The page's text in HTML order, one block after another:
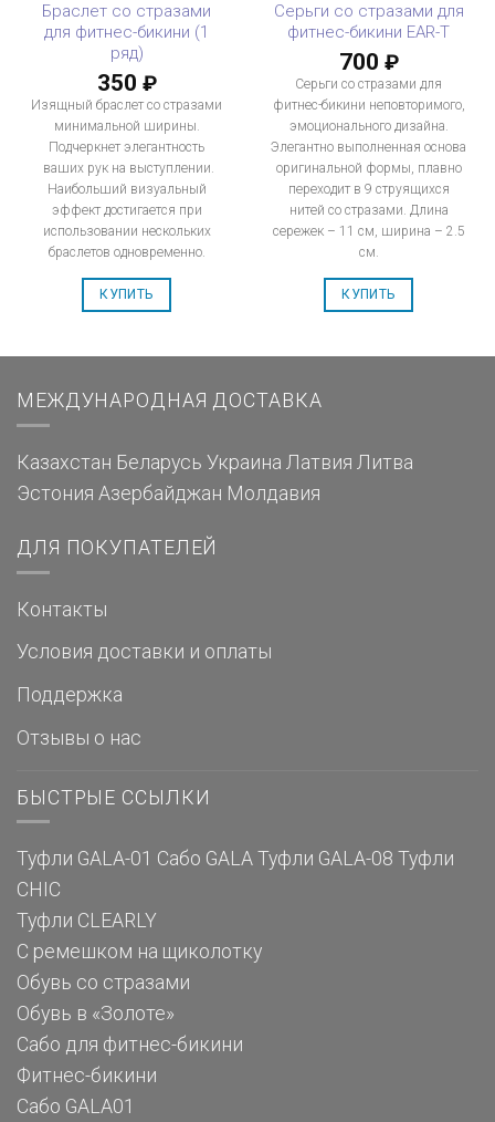
Браслет со стразами
для фитнес-бикини (1
ряд)
350 ₽
Изящный браслет со стразами
минимальной ширины.
Подчеркнет элегантность
ваших рук на выступлении.
Наибольший визуальный
эффект достигается при
использовании нескольких
браслетов одновременно.
КУПИТЬ
Серьги со стразами для
фитнес-бикини EAR-T
700 ₽
Серьги со стразами для
фитнес-бикини неповторимого,
эмоционального дизайна.
Элегантно выполненная основа
оригинальной формы, плавно
переходит в 9 струящихся
нитей со стразами. Длина
сережек – 11 см, ширина – 2.5
см.
КУПИТЬ
МЕЖДУНАРОДНАЯ ДОСТАВКА
Казахстан Беларусь Украина Латвия Литва
Эстония Азербайджан Молдавия
ДЛЯ ПОКУПАТЕЛЕЙ
Контакты
Условия доставки и оплаты
Поддержка
Отзывы о нас
БЫСТРЫЕ ССЫЛКИ
Туфли GALA-01 Сабо GALA Туфли GALA-08 Туфли
CHIC
Туфли CLEARLY
С ремешком на щиколотку
Обувь со стразами
Обувь в «Золоте»
Сабо для фитнес-бикини
Фитнес-бикини
Сабо GALA01